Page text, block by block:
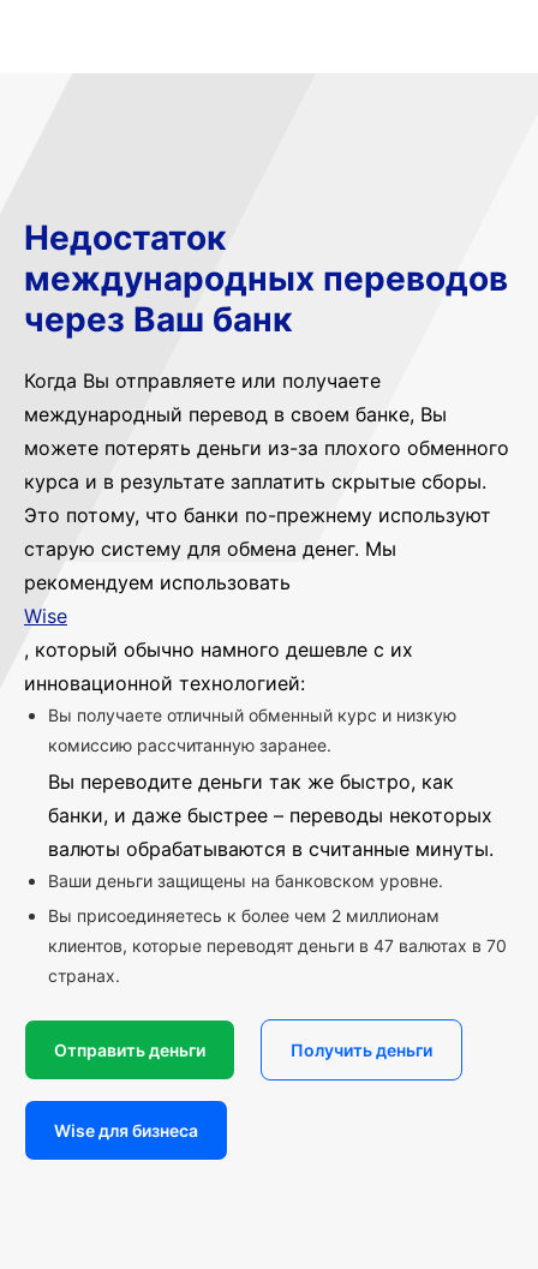
Недостаток
международных переводов
через Ваш банк
Когда Вы отправляете или получаете
международный перевод в своем банке, Вы
можете потерять деньги из-за плохого обменного
курса и в результате заплатить скрытые сборы.
Это потому, что банки по-прежнему используют
старую систему для обмена денег. Мы
рекомендуем использовать
Wise
, который обычно намного дешевле с их
инновационной технологией:
Вы получаете отличный обменный курс и низкую
комиссию рассчитанную заранее.
Вы переводите деньги так же быстро, как
банки, и даже быстрее – переводы некоторых
валюты обрабатываются в считанные минуты.
Ваши деньги защищены на банковском уровне.
Вы присоединяетесь к более чем 2 миллионам
клиентов, которые переводят деньги в 47 валютах в 70
странах.
Отправить деньги Получить деньги
Wise для бизнеса